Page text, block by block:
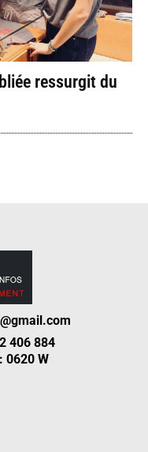
ressurgit du
406 884
0620 W